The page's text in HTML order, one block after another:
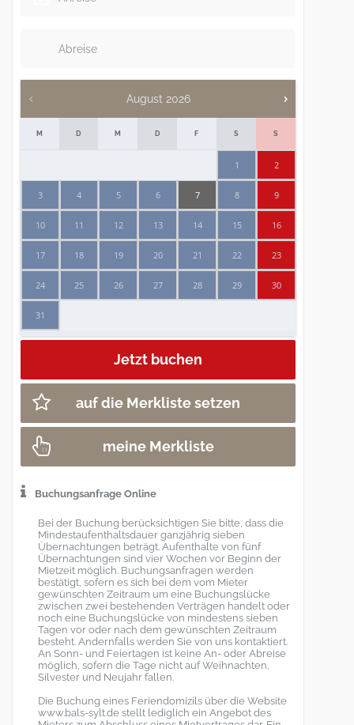
August 2026
M D M D F S S
1 2
3 4 5 6 7 8 9
10 11 12 13 14 15 16
17 18 19 20 21 22 23
24 25 26 27 28 29 30
31
auf die Merkliste setzen
meine Merkliste
Buchungsanfrage Online
Bei der Buchung berücksichtigen Sie bitte, dass die
Mindestaufenthaltsdauer ganzjährig sieben
Übernachtungen beträgt. Aufenthalte von fünf
Übernachtungen sind vier Wochen vor Beginn der
Mietzeit möglich. Buchungsanfragen werden
bestätigt, sofern es sich bei dem vom Mieter
gewünschten Zeitraum um eine Buchungslücke
zwischen zwei bestehenden Verträgen handelt oder
noch eine Buchungslücke von mindestens sieben
Tagen vor oder nach dem gewünschten Zeitraum
besteht. Andernfalls werden Sie von uns kontaktiert.
An Sonn- und Feiertagen ist keine An- oder Abreise
möglich, sofern die Tage nicht auf Weihnachten,
Silvester und Neujahr fallen.
Die Buchung eines Feriendomizils über die Website
www.bals-sylt.de stellt lediglich ein Angebot des